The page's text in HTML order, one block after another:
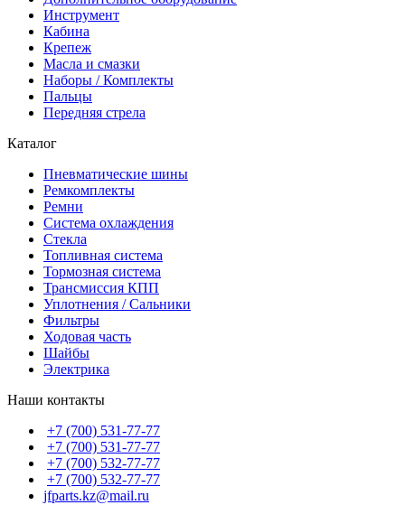
Инструмент
Кабина
Крепеж
Масла и смазки
Наборы / Комплекты
Пальцы
Передняя стрела
Каталог
Пневматические шины
Ремкомплекты
Ремни
Система охлаждения
Стекла
Топливная система
Тормозная система
Трансмиссия КПП
Уплотнения / Сальники
Фильтры
Ходовая часть
Шайбы
Электрика
Наши контакты
+7 (700) 531-77-77
+7 (700) 531-77-77
+7 (700) 532-77-77
+7 (700) 532-77-77
jfparts.kz@mail.ru